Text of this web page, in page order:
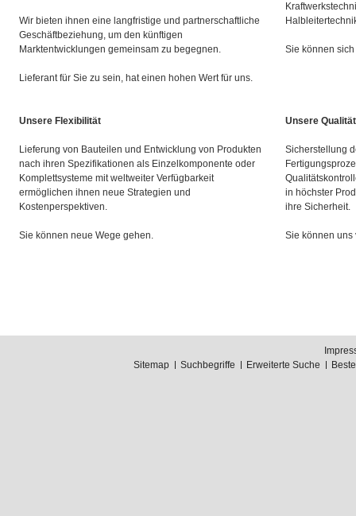
Wir bieten ihnen eine langfristige und partnerschaftliche
Geschäftbeziehung, um den künftigen
Marktentwicklungen gemeinsam zu begegnen.
Lieferant für Sie zu sein, hat einen hohen Wert für uns.
Sie können
Unsere Flexibilität
Lieferung von Bauteilen und Entwicklung von Produkten
nach ihren Spezifikationen als Einzelkomponente oder
Komplettsysteme mit weltweiter Verfügbarkeit
ermöglichen ihnen neue Strategien und
Kostenperspektiven.
Sie können neue Wege gehen.
Unsere Qualität
Sicherstellung
in höchster
ihre Sicherheit.
Sie können uns
Sitemap
Suchbegriffe Erweiterte Suche